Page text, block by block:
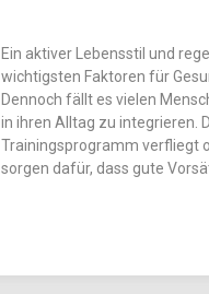
Ein aktiver Lebensstil und
wichtigsten Faktoren für
Dennoch fällt es vielen
in ihren Alltag zu integrieren.
Trainingsprogramm verfliegt
sorgen dafür, dass gute